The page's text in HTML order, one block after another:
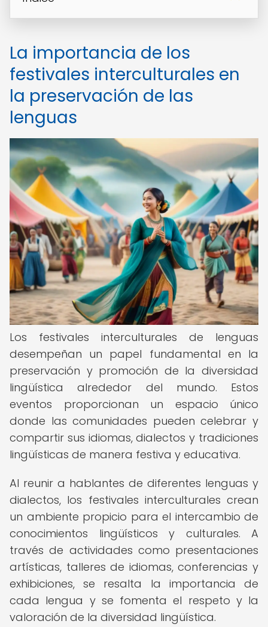
La importancia de los
festivales interculturales en
la preservación de las
lenguas
Los festivales interculturales de lenguas
desempeñan un papel fundamental en la
preservación y promoción de la diversidad
lingüística alrededor del mundo. Estos
eventos proporcionan un espacio único
donde las comunidades pueden celebrar y
compartir sus idiomas, dialectos y tradiciones
lingüísticas de manera festiva y educativa.
Al reunir a hablantes de diferentes lenguas y
dialectos, los festivales interculturales crean
un ambiente propicio para el intercambio de
conocimientos lingüísticos y culturales. A
través de actividades como presentaciones
artísticas, talleres de idiomas, conferencias y
exhibiciones, se resalta la importancia de
cada lengua y se fomenta el respeto y la
valoración de la diversidad lingüística.